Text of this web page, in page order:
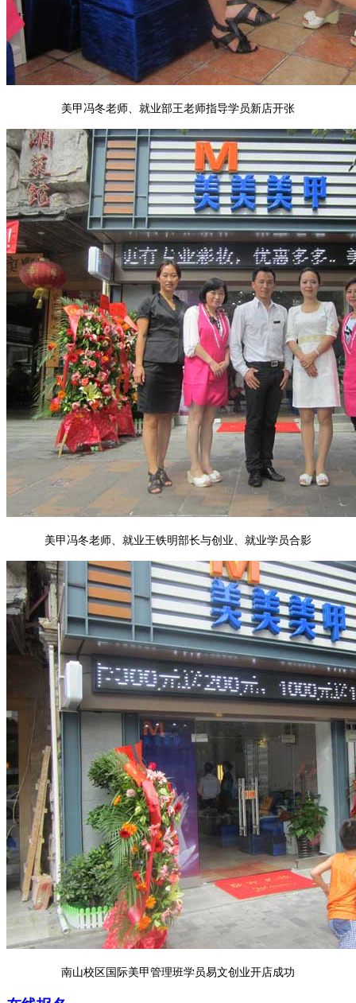
美甲冯冬老师、就业部王老师指导学员新店开张
美甲冯冬老师、就业王铁明部长与创业、就业学员合影
南山校区国际美甲管理班学员易文创业开店成功